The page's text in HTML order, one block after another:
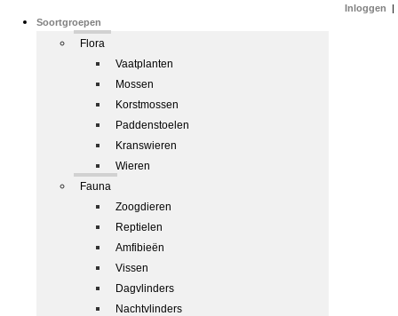
Soortgroepen
Flora
Vaatplanten
Mossen
Korstmossen
Paddenstoelen
Kranswieren
Wieren
Fauna
Zoogdieren
Reptielen
Amfibieën
Vissen
Dagvlinders
Nachtvlinders
Inloggen |